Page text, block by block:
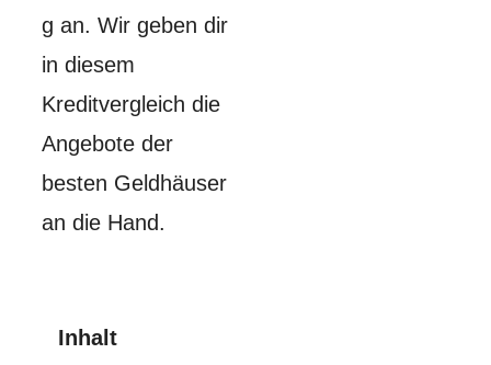
g an. Wir geben dir
in diesem
Kreditvergleich die
Angebote der
besten Geldhäuser
an die Hand.
Inhalt